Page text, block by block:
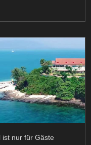
ist nur für Gäste